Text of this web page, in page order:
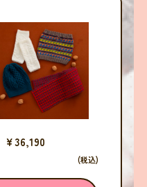
36,190
(税込)